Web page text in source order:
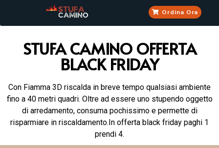
Ordina Ora
STUFA CAMINO OFFERTA
BLACK FRIDAY
Con Fiamma 3D riscalda in breve tempo qualsiasi ambiente
fino a 40 metri quadri. Oltre ad essere uno stupendo oggetto
di arredamento, consuma pochissimo e permette di
risparmiare in riscaldamento.In offerta black friday paghi 1
prendi 4.